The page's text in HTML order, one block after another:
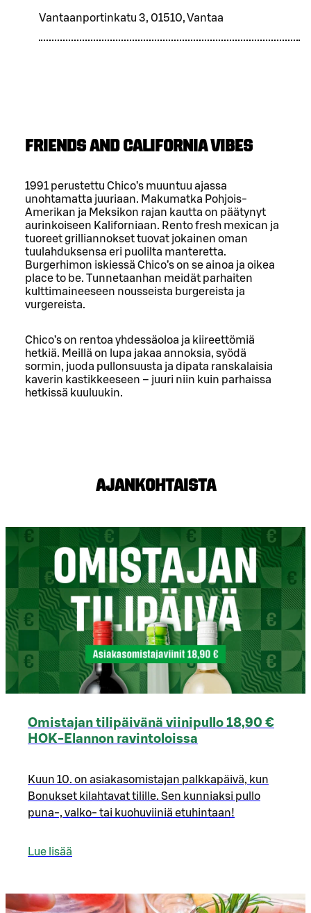
FRIENDS AND CALIFORNIA VIBES
1991 perustettu Chico’s muuntuu ajassa
unohtamatta juuriaan. Makumatka Pohjois-
Amerikan ja Meksikon rajan kautta on päätynyt
aurinkoiseen Kaliforniaan. Rento fresh mexican ja
tuoreet grilliannokset tuovat jokainen oman
tuulahduksensa eri puolilta manteretta.
Burgerhimon iskiessä Chico’s on se ainoa ja oikea
place to be. Tunnetaanhan meidät parhaiten
kulttimaineeseen nousseista burgereista ja
vurgereista.
Chico’s on rentoa yhdessäoloa ja kiireettömiä
hetkiä. Meillä on lupa jakaa annoksia, syödä
sormin, juoda pullonsuusta ja dipata ranskalaisia
kaverin kastikkeeseen – juuri niin kuin parhaissa
hetkissä kuuluukin.
AJANKOHTAISTA
Omistajan tilipäivänä viinipullo 18,90 €
HOK-Elannon ravintoloissa
Kuun 10. on asiakasomistajan palkkapäivä, kun
Bonukset kilahtavat tilille. Sen kunniaksi pullo
puna-, valko- tai kuohuviiniä etuhintaan!
Lue lisää
Vantaanportinkatu 3, 01510, Vantaa